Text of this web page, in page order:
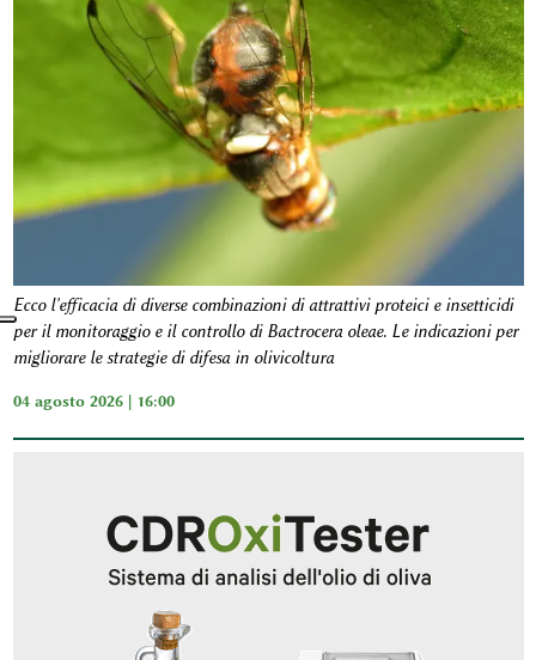
Ecco l'efficacia di diverse combinazioni di attrattivi proteici e insetticidi
per il monitoraggio e il controllo di Bactrocera oleae. Le indicazioni per
migliorare le strategie di difesa in olivicoltura
04 agosto 2026 | 16:00